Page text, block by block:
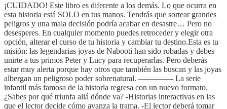
¡CUIDADO! Este libro es diferente a los demás. Lo que ocurra en
esta historia está SOLO en tus manos. Tendrás que sortear grandes
peligros y una mala decisión podría acabar en desastre… Pero no
desesperes. En cualquier momento puedes retroceder y elegir otra
opción, alterar el curso de tu historia y cambiar tu destino.Esta es tu
misión: las legendarias joyas de Nabooti han sido robadas y debes
unirte a tus primos Peter y Lucy para recuperarlas. Pero deberás
estar muy alerta porque hay otros que también las buscan y las joyas
albergan un peligroso poder sobrenatural. ————- La serie
infantil más famosa de la historia regresa con un nuevo formato.
¿Sabes por qué triunfa allá dónde va? -Historias interactivas en las
que el lector decide cómo avanza la trama. -El lector deberá tomar